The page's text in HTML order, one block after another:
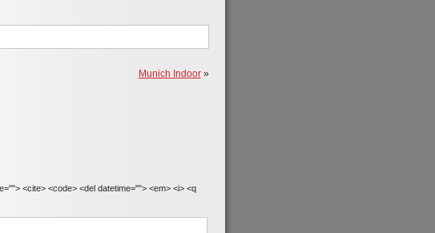
Munich Indoor»
<cite> <code> <del datetime=""> <em> <i> <q